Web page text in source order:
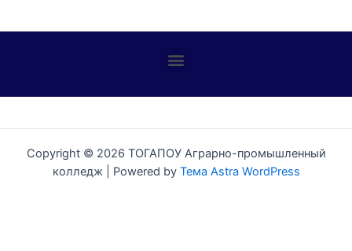
Copyright © 2026 ТОГАПОУ Аграрно-промышленный
колледж | Powered by Тема Astra WordPress